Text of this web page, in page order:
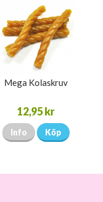
Mega Kolaskruv
12,95 kr
Info Köp